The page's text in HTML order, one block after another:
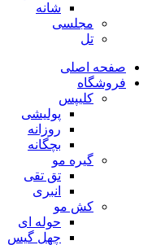
شانه
مجلسی
تل
صفحه اصلی
فروشگاه
کلیپس
پولیشی
روزانه
بچگانه
گیره مو
تق تقی
انبری
کش مو
حوله ای
چهل گیس